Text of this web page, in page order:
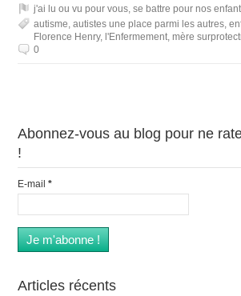
j'ai lu ou vu pour vous,se battre pour nos
autisme,autistes une place parmi les autres,
Florence Henry, l'Enfermement,mère
0
Abonnez-vous au blog pour ne
!
E-mail*
Articles récents